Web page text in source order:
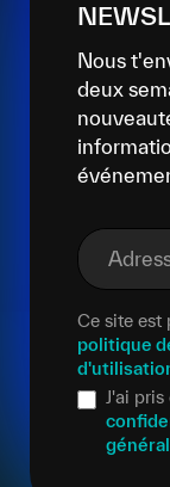
Nous
deux
Ce site est
politique
J'ai